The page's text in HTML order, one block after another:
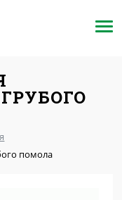
помола